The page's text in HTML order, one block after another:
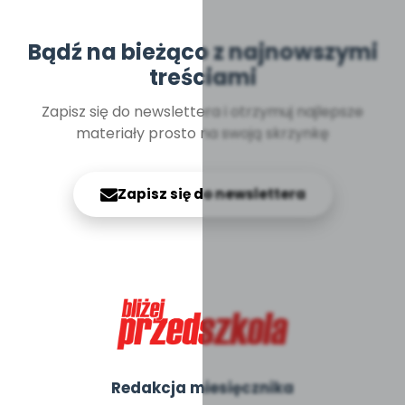
Bądź na bieżąco z najnowszymi
treściami
Zapisz się do newslettera i otrzymuj najlepsze
materiały prosto na swoją skrzynkę
Zapisz się do newslettera
Redakcja miesięcznika